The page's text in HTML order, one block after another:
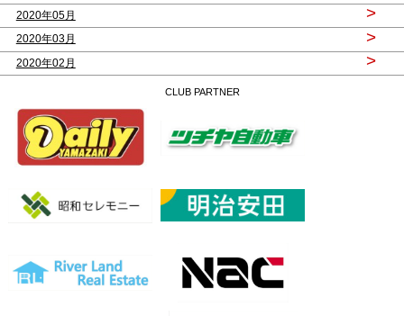
2020年05月 >
2020年03月 >
2020年02月 >
CLUB PARTNER